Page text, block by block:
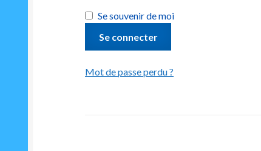
Se souvenir de moi
Se connecter
Mot de passe perdu ?